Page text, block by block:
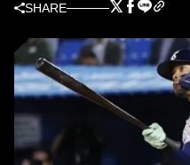
SHARE